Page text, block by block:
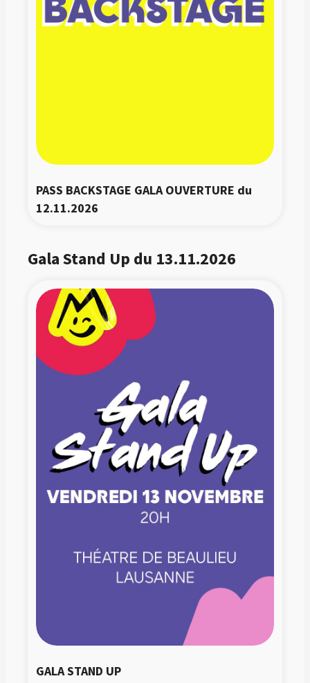
PASS BACKSTAGE GALA OUVERTURE du
12.11.2026
Gala Stand Up du 13.11.2026
GALA STAND UP